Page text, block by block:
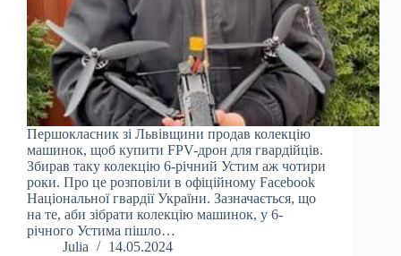
Першокласник зі Львівщини продав колекцію
машинок, щоб купити FPV-дрон для гвардійців.
Збирав таку колекцію 6-річний Устим аж чотири
роки. Про це розповіли в офіційному Facebook
Національної гвардії України. Зазначається, що
на те, аби зібрати колекцію машинок, у 6-
річного Устима пішло…
Julia
14.05.2024